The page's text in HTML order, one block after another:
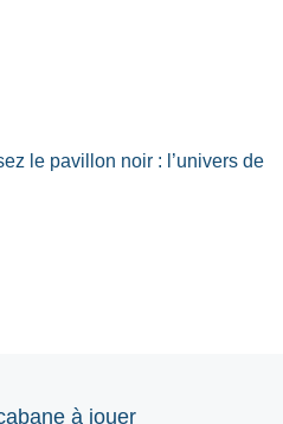
le pavillon noir : l’univers de